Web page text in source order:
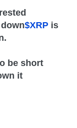
$XRP is
be short
it